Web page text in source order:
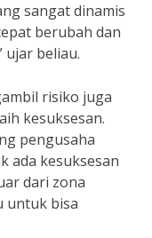
sangat dinamis
berubah dan
ujar beliau.
risiko juga
kesuksesan.
pengusaha
ada kesuksesan
dari zona
untuk bisa